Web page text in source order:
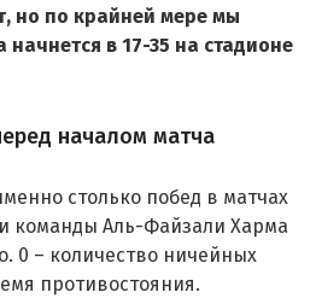
но по крайней мере мы
начнется в 17-35 на стадионе
началом матча
столько побед в матчах
команды Аль-Файзали Харма
0 – количество ничейных
противостояния.